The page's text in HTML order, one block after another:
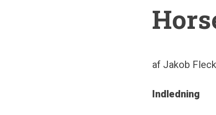
af Jakob
Indledning